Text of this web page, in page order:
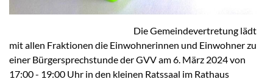
Die Gemeindevertretung lädt
mit allen Fraktionen die Einwohnerinnen und Einwohner zu
einer Bürgersprechstunde der GVV am 6. März 2024 von
17:00 - 19:00 Uhr in den kleinen Ratssaal im Rathaus